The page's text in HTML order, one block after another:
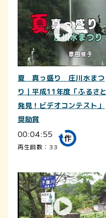
夏 真っ盛り 庄川水まつ
り｜平成11年度「ふるさと
発見！ビデオコンテスト」
奨励賞
00:04:55
再生回数：33